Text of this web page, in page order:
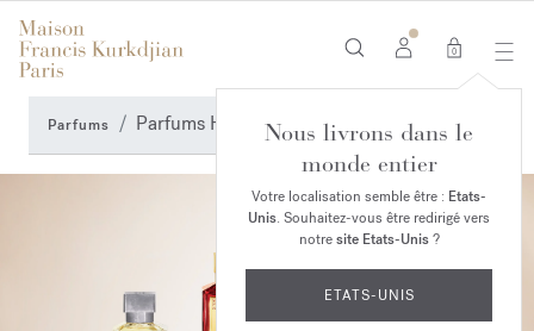
0
Nous livrons dans le
monde entier
Votre localisation semble être : Etats-
Unis. Souhaitez-vous être redirigé vers
notresite Etats-Unis?
ETATS-UNIS
Parfums Parfums Homme